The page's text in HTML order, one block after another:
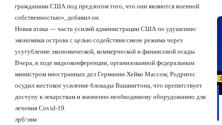
гражданами США под предлогом того, что они являются военной
собственностью», добавил он.
Новая атака — часть усилий администрации США по удушению
экономики острова с целью содействия смене режима через
усугубление экономической, коммерческой и финансовой осады.
Вчера, в ходе видеоконференции, организованной федеральным
министром иностранных дел Германии Хейко Массом, Родригес
осудил жестокое усиление блокады Вашингтона, что препятствует
доступу к лекарствам и жизненно необходимому оборудованию для
лечения Covid-19.
лрб/эвм